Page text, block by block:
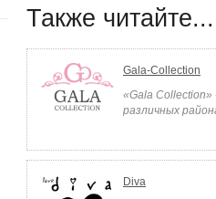
Также читайте...
Gala-Collection
«Gala Collection»
различных
Diva